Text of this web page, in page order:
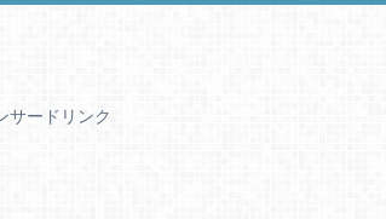
サードリンク